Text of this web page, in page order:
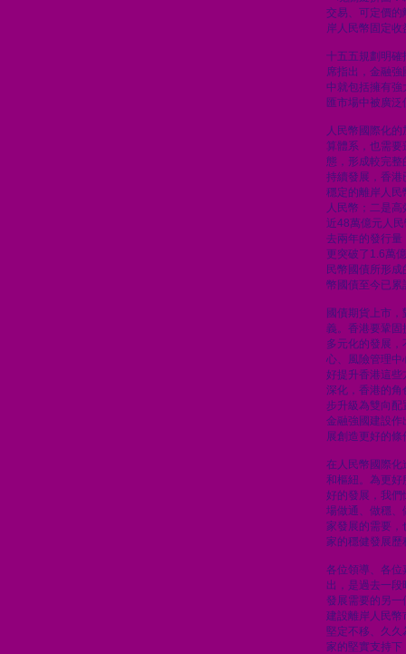
交易、可定價的
岸人民幣固定
十五五規劃明確
席指出，金融
中就包括擁有強
匯市場中被廣
人民幣國際化
算體系，也需要
態，形成較完整
持續發展，香港
穩定的離岸人
人民幣；二是
近48萬億元人
去兩年的發行
更突破了1.6萬
民幣國債所形
幣國債至今已
國債期貨上市
義。香港要鞏固
多元化的發展
心、風險管理中
好提升香港這些
深化，香港的角
步升級為雙向配
金融強國建設作
展創造更好的條
在人民幣國際化
和樞紐。為更好
好的發展，我們
場做通、做穩、
家發展的需要，
家的穩健發展歷
各位領導、各位
出，是過去一
發展需要的另一
建設離岸人民幣
堅定不移、久久
家的堅實支持下